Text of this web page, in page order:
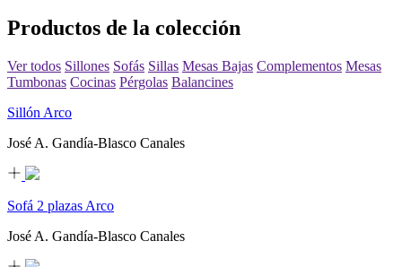
Productos de la colección
Ver todos Sillones Sofás Sillas Mesas Bajas Complementos Mesas
Tumbonas Cocinas Pérgolas Balancines
Sillón Arco
José A. Gandía-Blasco Canales
Sofá 2 plazas Arco
José A. Gandía-Blasco Canales